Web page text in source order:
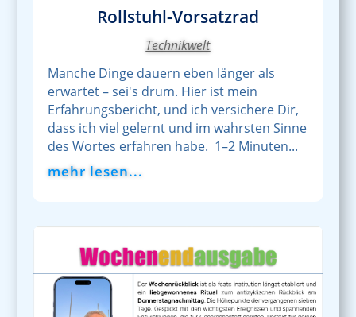
Rollstuhl-Vorsatzrad
Technikwelt
Manche Dinge dauern eben länger als
erwartet – sei's drum. Hier ist mein
Erfahrungsbericht, und ich versichere Dir,
dass ich viel gelernt und im wahrsten Sinne
des Wortes erfahren habe. 1–2 Minuten...
mehr lesen...